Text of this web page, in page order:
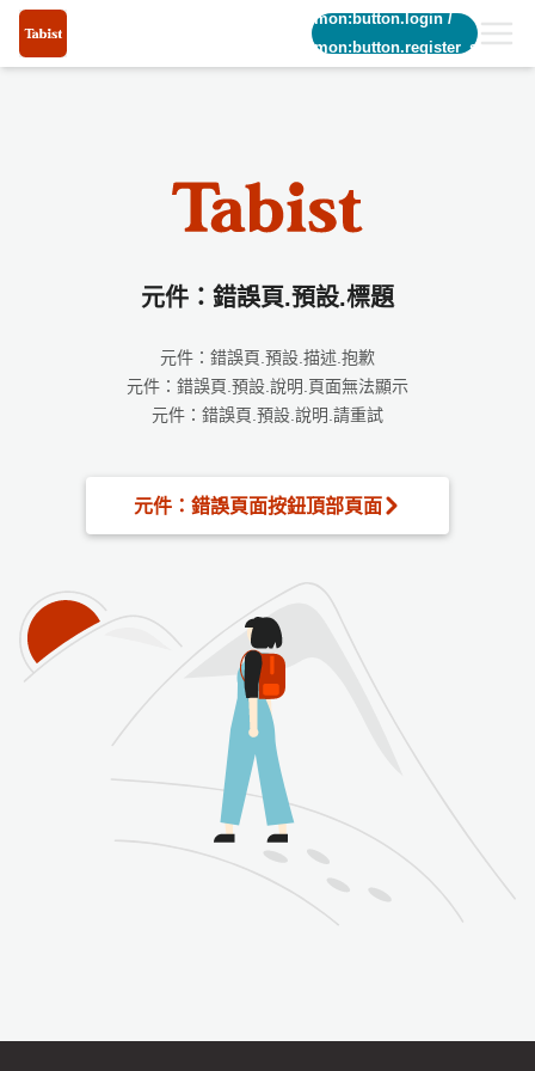
common:button.login/
common:button.register_short
元件：錯誤頁.預設.標題
元件：錯誤頁.預設.描述.抱歉
元件：錯誤頁.預設.說明.頁面無法顯示
元件：錯誤頁.預設.說明.請重試
元件：錯誤頁面按鈕頂部頁面